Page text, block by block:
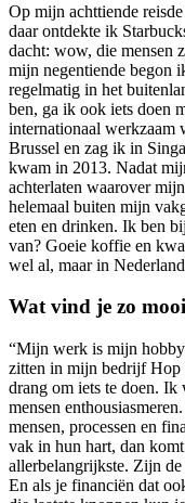
Op mijn achttiende
daar ontdekte ik
dacht: wow, die mensen
mijn negentiende
regelmatig in het
ben, ga ik ook iets doen
internationaal werkzaam
Brussel en zag ik in
kwam in 2013. Nadat
achterlaten waarover
helemaal buiten mijn
eten en drinken. Ik ben
van? Goeie koffie en
wel al, maar in
Wat vind je zo
“Mijn werk is mijn
zitten in mijn bedrijf Hop
drang om iets te doen. Ik
mensen
mensen, processen en
vak in hun hart, dan
allerbelangrijkste. Zijn de
En als je financiën dat